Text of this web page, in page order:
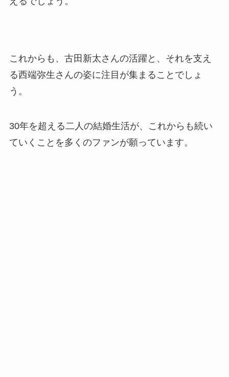
これからも、古田新太さんの活躍と、それを支え
る西端弥生さんの姿に注目が集まることでしょ
う。
30年を超える二人の結婚生活が、これからも続い
ていくことを多くのファンが願っています。